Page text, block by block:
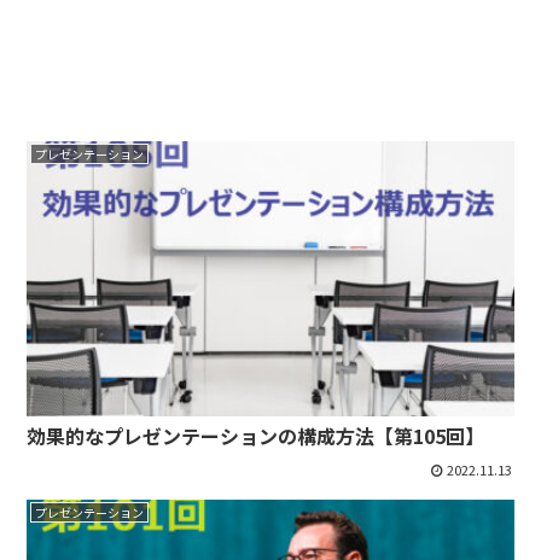
プレゼンテーション
効果的なプレゼンテーションの構成方法【第105回】
2022.11.13
プレゼンテーション